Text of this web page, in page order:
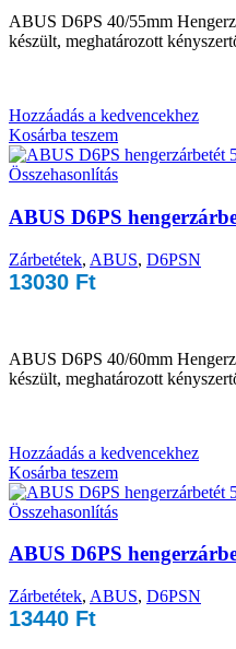
ABUS D6PS 40/55mm
készült, meghatározott
Hozzáadás a kedvencekhez
Kosárba teszem
Összehasonlítás
ABUS D6PS
Zárbetétek, ABUS, D6PSN
13030 Ft
ABUS D6PS 40/60mm
készült, meghatározott
Hozzáadás a kedvencekhez
Kosárba teszem
Összehasonlítás
ABUS D6PS
Zárbetétek, ABUS, D6PSN
13440 Ft